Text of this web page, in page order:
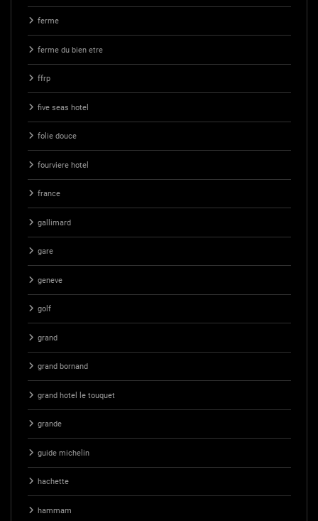
ferme
ferme du bien etre
ffrp
five seas hotel
folie douce
fourviere hotel
france
gallimard
gare
geneve
golf
grand
grand bornand
grand hotel le touquet
grande
guide michelin
hachette
hammam